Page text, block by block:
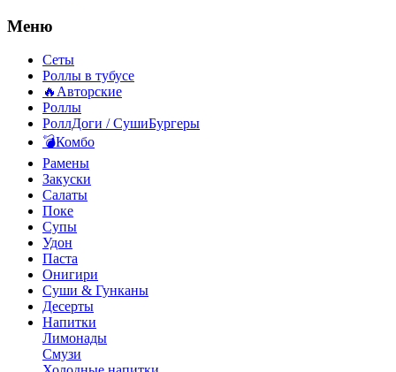
Меню
Сеты
Роллы в тубусе
🔥Авторские
Роллы
РоллДоги / СушиБургеры
💣Комбо
Рамены
Закуски
Салаты
Поке
Супы
Удон
Паста
Онигири
Суши & Гунканы
Десерты
Напитки
Лимонады
Смузи